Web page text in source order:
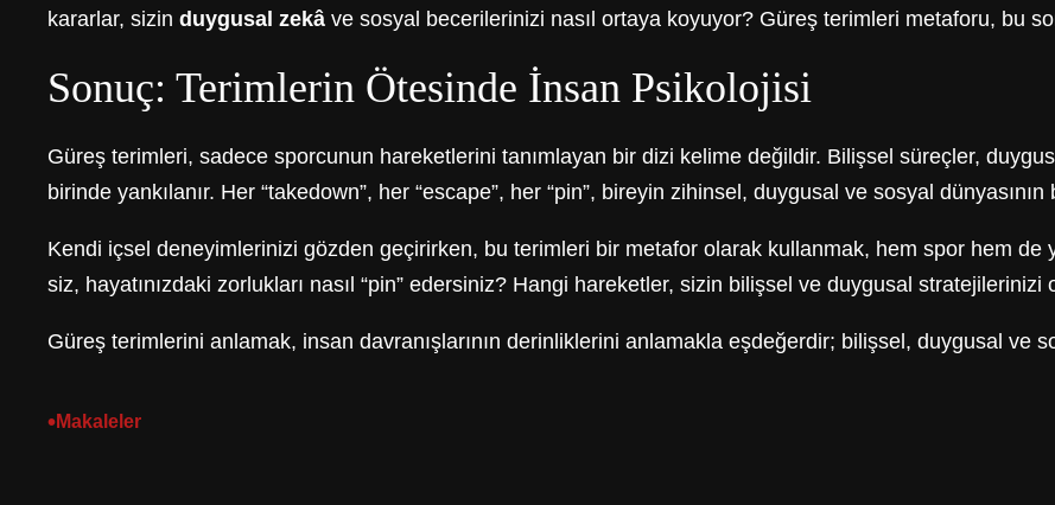
kararlar, sizin duygusal zekâ ve sosyal becerilerinizi nasıl ortaya koyuyor? Güreş terimleri metaforu, bu
Sonuç: Terimlerin Ötesinde İnsan Psikolojisi
Güreş terimleri, sadece sporcunun hareketlerini tanımlayan bir dizi kelime değildir. Bilişsel süreçler,
birinde yankılanır. Her “takedown”, her “escape”, her “pin”, bireyin zihinsel, duygusal ve sosyal
Kendi içsel deneyimlerinizi gözden geçirirken, bu terimleri bir metafor olarak kullanmak, hem spor hem de
siz, hayatınızdaki zorlukları nasıl “pin” edersiniz? Hangi hareketler, sizin bilişsel ve duygusal stratejilerinizi
Güreş terimlerini anlamak, insan davranışlarının derinliklerini anlamakla eşdeğerdir; bilişsel, duygusal ve
•Makaleler